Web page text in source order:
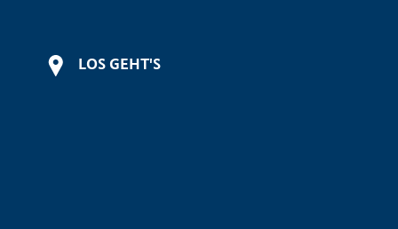
LOS GEHT'S